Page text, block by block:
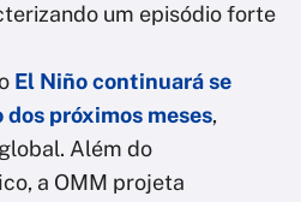
um episódio forte
El Niño continuará se
próximos meses,
Além do
a OMM projeta